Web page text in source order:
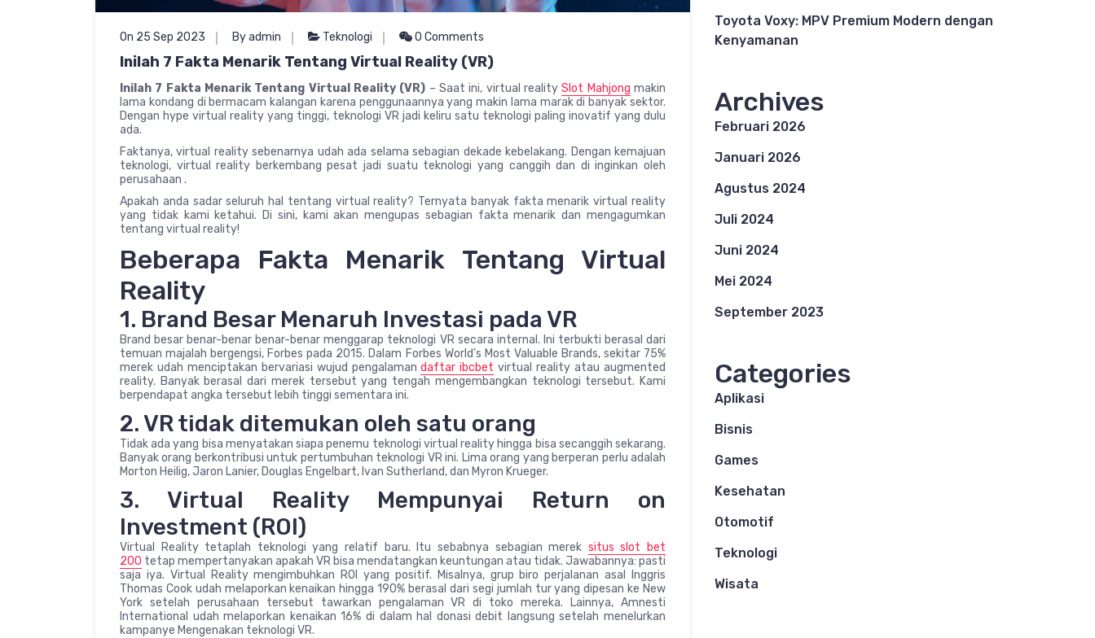
On 25 Sep 2023 By admin Teknologi 0 Comments
Inilah 7 Fakta Menarik Tentang Virtual Reality (VR)
Inilah 7 Fakta Menarik Tentang Virtual Reality (VR) – Saat ini, virtual realitySlot Mahjong makin
lama kondang di bermacam kalangan karena penggunaannya yang makin lama marak di banyak sektor.
Dengan hype virtual reality yang tinggi, teknologi VR jadi keliru satu teknologi paling inovatif yang dulu
ada.
Faktanya, virtual reality sebenarnya udah ada selama sebagian dekade kebelakang. Dengan kemajuan
teknologi, virtual reality berkembang pesat jadi suatu teknologi yang canggih dan di inginkan oleh
perusahaan .
Apakah anda sadar seluruh hal tentang virtual reality? Ternyata banyak fakta menarik virtual reality
yang tidak kami ketahui. Di sini, kami akan mengupas sebagian fakta menarik dan mengagumkan
tentang virtual reality!
Beberapa Fakta Menarik Tentang Virtual
Reality
1. Brand Besar Menaruh Investasi pada VR
Brand besar benar-benar benar-benar menggarap teknologi VR secara internal. Ini terbukti berasal dari
temuan majalah bergengsi, Forbes pada 2015. Dalam Forbes World’s Most Valuable Brands, sekitar 75%
merek udah menciptakan bervariasi wujud pengalamandaftar ibcbet virtual reality atau augmented
reality. Banyak berasal dari merek tersebut yang tengah mengembangkan teknologi tersebut. Kami
berpendapat angka tersebut lebih tinggi sementara ini.
2. VR tidak ditemukan oleh satu orang
Tidak ada yang bisa menyatakan siapa penemu teknologi virtual reality hingga bisa secanggih sekarang.
Banyak orang berkontribusi untuk pertumbuhan teknologi VR ini. Lima orang yang berperan perlu adalah
Morton Heilig, Jaron Lanier, Douglas Engelbart, Ivan Sutherland, dan Myron Krueger.
3. Virtual Reality Mempunyai Return on
Investment (ROI)
Virtual Reality tetaplah teknologi yang relatif baru. Itu sebabnya sebagian merek situs slot bet
200 tetap mempertanyakan apakah VR bisa mendatangkan keuntungan atau tidak. Jawabannya: pasti
saja iya. Virtual Reality mengimbuhkan ROI yang positif. Misalnya, grup biro perjalanan asal Inggris
Thomas Cook udah melaporkan kenaikan hingga 190% berasal dari segi jumlah tur yang dipesan ke New
York setelah perusahaan tersebut tawarkan pengalaman VR di toko mereka. Lainnya, Amnesti
International udah melaporkan kenaikan 16% di dalam hal donasi debit langsung setelah menelurkan
kampanye Mengenakan teknologi VR.
Toyota Voxy: MPV Premium Modern dengan
Kenyamanan
Archives
Februari 2026
Januari 2026
Agustus 2024
Juli 2024
Juni 2024
Mei 2024
September 2023
Categories
Aplikasi
Bisnis
Games
Kesehatan
Otomotif
Teknologi
Wisata